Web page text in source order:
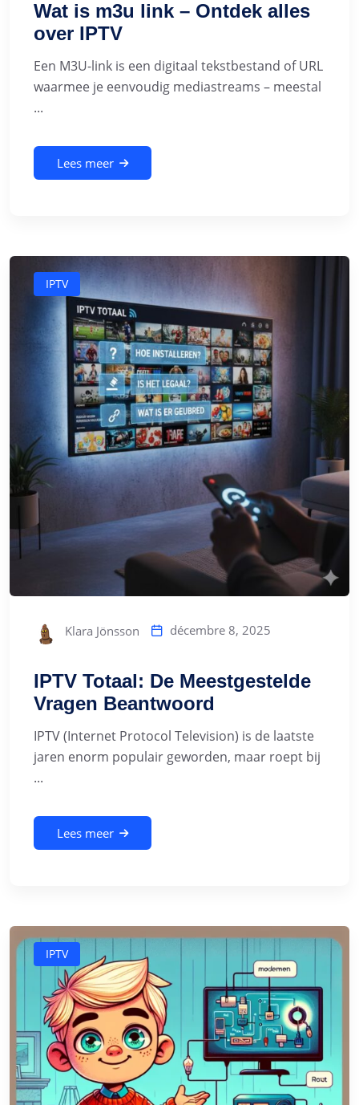
Wat is m3u link – Ontdek alles
over IPTV
Een M3U-link is een digitaal tekstbestand of URL
waarmee je eenvoudig mediastreams – meestal
...
Lees meer
IPTV
Klara Jönsson décembre 8, 2025
IPTV Totaal: De Meestgestelde
Vragen Beantwoord
IPTV (Internet Protocol Television) is de laatste
jaren enorm populair geworden, maar roept bij
...
Lees meer
IPTV